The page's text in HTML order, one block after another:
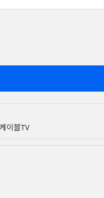
이블TV